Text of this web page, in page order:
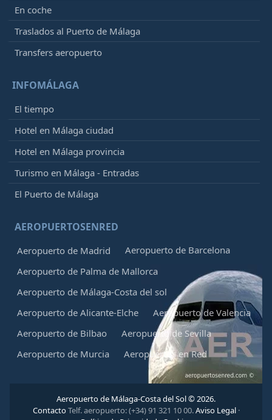
En coche
Traslados al Puerto de Málaga
Transfers aeropuerto
INFOMÁLAGA
El tiempo
Hotel en Málaga ciudad
Hotel en Málaga provincia
Turismo en Málaga - Entradas
El Puerto de Málaga
AEROPUERTOSENRED
Aeropuerto de Madrid
Aeropuerto de Barcelona
Aeropuerto de Palma de Mallorca
Aeropuerto de Málaga-Costa del sol
Aeropuerto de Alicante-Elche
Aeropuerto de Valencia
Aeropuerto de Bilbao
Aeropuerto de Sevilla
Aeropuerto de Murcia
Aeropuertos en Red
Aeropuerto de Málaga-Costa del Sol © 2026.
ContactoTelf. aeropuerto: (+34) 91 321 10 00.Aviso Legal·